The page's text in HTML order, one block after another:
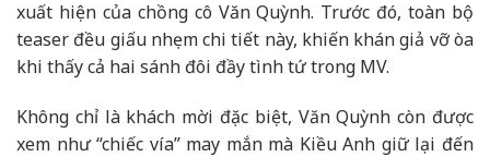
xuất hiện của chồng cô Văn Quỳnh. Trước đó, toàn bộ
teaser đều giấu nhẹm chi tiết này, khiến khán giả vỡ òa
khi thấy cả hai sánh đôi đầy tình tứ trong MV.
Không chỉ là khách mời đặc biệt, Văn Quỳnh còn được
xem như “chiếc vía” may mắn mà Kiều Anh giữ lại đến